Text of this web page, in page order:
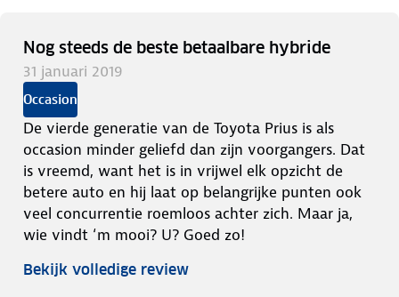
Nog steeds de beste betaalbare hybride
31 januari 2019
Occasion
De vierde generatie van de Toyota Prius is als
occasion minder geliefd dan zijn voorgangers. Dat
is vreemd, want het is in vrijwel elk opzicht de
betere auto en hij laat op belangrijke punten ook
veel concurrentie roemloos achter zich. Maar ja,
wie vindt ‘m mooi? U? Goed zo!
Bekijk volledige review